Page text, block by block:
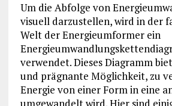
Um die Abfolge von
visuell darzustellen, wird in der
Welt der Energieumformer ein
verwendet. Dieses Diagramm
und prägnante Möglichkeit, zu
Energie von einer Form in eine